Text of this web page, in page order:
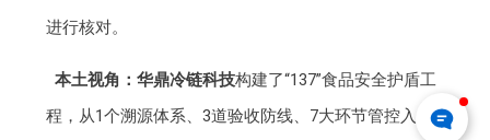
进行核对。
本土视角： 华鼎冷链科技构建了“137”食品安全护盾工
程，从1个溯源体系、3道验收防线、7大环节管控入